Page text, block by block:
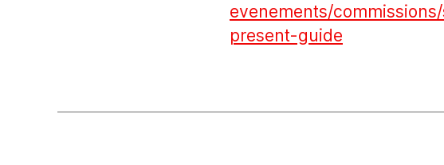
evenements/
present-guide